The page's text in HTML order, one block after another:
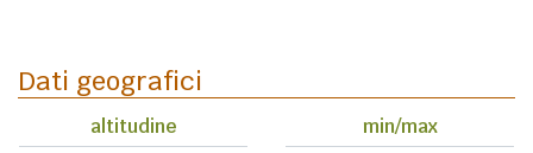
Dati geografici
altitudine min/max